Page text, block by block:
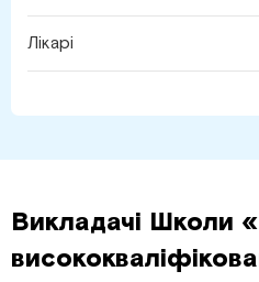
Лікарі
Викладачі Школи